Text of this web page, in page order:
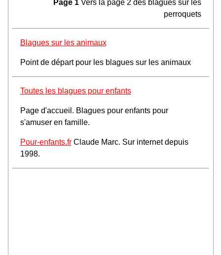
Page 1Vers la page 2 des blagues sur les
perroquets
Blagues sur les animaux
Point de départ pour les blagues sur les animaux
Toutes les blagues pour enfants
Page d'accueil. Blagues pour enfants pour
s'amuser en famille.
Pour-enfants.frClaude Marc. Sur internet depuis
1998.